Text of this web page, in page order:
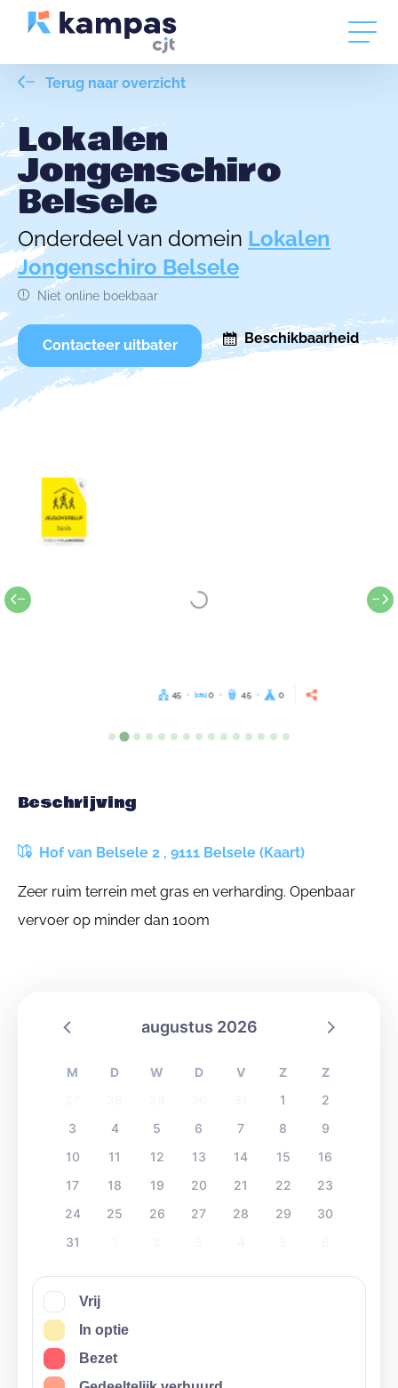
Terug naar overzicht
Lokalen
Jongenschiro
Belsele
Onderdeel van domein Lokalen
Jongenschiro Belsele
Niet online boekbaar
Contacteer uitbater Beschikbaarheid
45 0 45 0
Beschrijving
Hof van Belsele 2 , 9111 Belsele (Kaart)
Zeer ruim terrein met gras en verharding. Openbaar
vervoer op minder dan 100m
augustus 2026
M D W D V Z
Z
1
2
3
4 5 6 7 8
9
10
11 12 13 14 15
16
17
18 19 20 21 22
23
24
25 26 27 28 29
30
31
Vrij
In optie
Bezet